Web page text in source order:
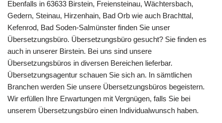
Ebenfalls in 63633 Birstein, Freiensteinau, Wächtersbach,
Gedern, Steinau, Hirzenhain, Bad Orb wie auch Brachttal,
Kefenrod, Bad Soden-Salmünster finden Sie unser
Übersetzungsbüro. Übersetzungsbüro gesucht? Sie finden es
auch in unserer Birstein. Bei uns sind unsere
Übersetzungsbüros in diversen Bereichen lieferbar.
Übersetzungsagentur schauen Sie sich an. In sämtlichen
Branchen werden Sie unsere Übersetzungsbüros begeistern.
Wir erfüllen Ihre Erwartungen mit Vergnügen, falls Sie bei
unserem Übersetzungsbüro einen Individualwunsch haben.